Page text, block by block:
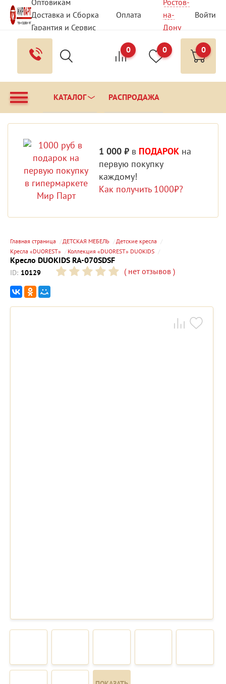
Оптовикам
Доставка и Сборка
Оплата
Гарантия и Сервис
Вопрос - Ответ
Контакты
Ростов-
на-
Дону
Войти
0 0 0
КАТАЛОГ РАСПРОДАЖА
1 000 ₽ в ПОДАРОК на
первую покупку
каждому!
Как получить 1000₽?
Главная страница ДЕТСКАЯ МЕБЕЛЬ
Детские кресла
Кресла «DUOREST»
Коллекция «DUOREST» DUOKIDS
Кресло DUOKIDS RA-070SDSF
ID: 10129 (нет отзывов )